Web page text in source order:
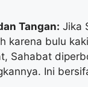
Tangan: Jika
karena bulu
Sahabat
Ini